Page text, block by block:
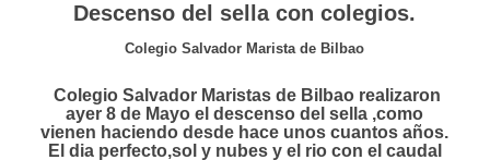
Descenso del sella con colegios.
Colegio Salvador Marista de Bilbao
Colegio Salvador Maristas de Bilbao realizaron
ayer 8 de Mayo el descenso del sella ,como
vienen haciendo desde hace unos cuantos años.
El dia perfecto,sol y nubes y el rio con el caudal